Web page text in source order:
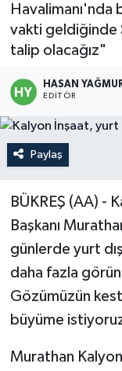
Havalimanı'nda
vakti geldiğinde
talip olacağız"
HASAN
EDITÖR
Paylaş
BÜKREŞ (AA) -
Başkanı
günlerde yurt
daha fazla
Gözümüzün
büyüme
Murathan
Spor
Teknoloji
Yaşam